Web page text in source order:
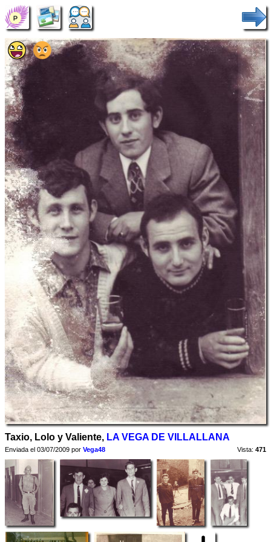
Taxio, Lolo y Valiente, LA VEGA DE VILLALLANA
Enviada el 03/07/2009 por Vega48 Vista: 471